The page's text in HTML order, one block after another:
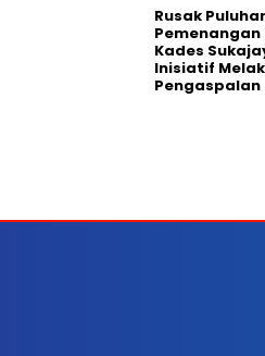
Rusak
Pemenangan
Kades
Inisiatif
Pengaspalan